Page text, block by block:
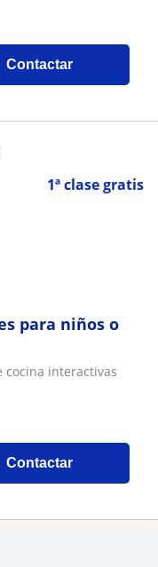
Contactar
1ª clase gratis
para niños o
cocina interactivas
Contactar